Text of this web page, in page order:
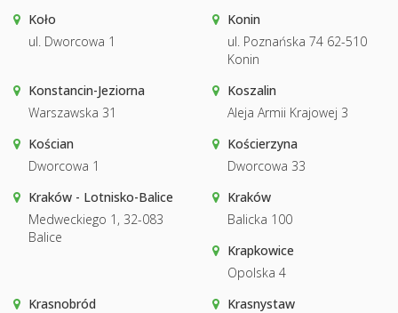
Koło
ul. Dworcowa 1
Konin
ul. Poznańska 74 62-510
Konin
Konstancin-Jeziorna
Warszawska 31
Koszalin
Aleja Armii Krajowej 3
Kościan
Dworcowa 1
Kościerzyna
Dworcowa 33
Kraków - Lotnisko-Balice
Medweckiego 1, 32-083
Balice
Kraków
Balicka 100
Krapkowice
Opolska 4
Krasnobród
Krasnystaw